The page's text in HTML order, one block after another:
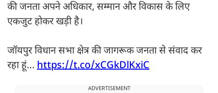
की जनता अपने अधिकार, सम्मान और विकास के लिए
एकजुट होकर खड़ी है।
जॉयपुर विधान सभा क्षेत्र की जागरूक जनता से संवाद कर
रहा हूं… https://t.co/xCGkDlKxiC
ADVERTISEMENT